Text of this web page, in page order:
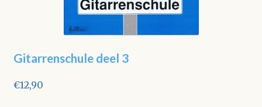
Gitarrenschule deel 3
€12,90